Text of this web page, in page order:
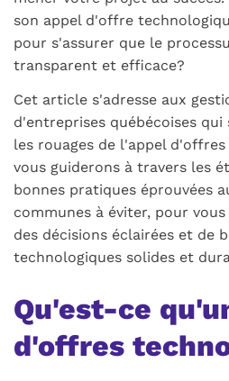
son appel d'offre
pour s'assurer que le
transparent et efficace?
Cet article s'adresse aux
d'entreprises québécoises
les rouages de l'appel
vous guiderons à travers les
bonnes pratiques éprouvées
communes à éviter, pour
des décisions éclairées et de
technologiques solides et
Qu'est-ce
d'offres